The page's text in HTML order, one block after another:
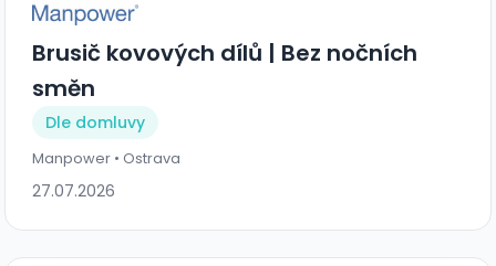
Brusič kovových dílů | Bez nočních
směn
Dle domluvy
Manpower • Ostrava
27.07.2026